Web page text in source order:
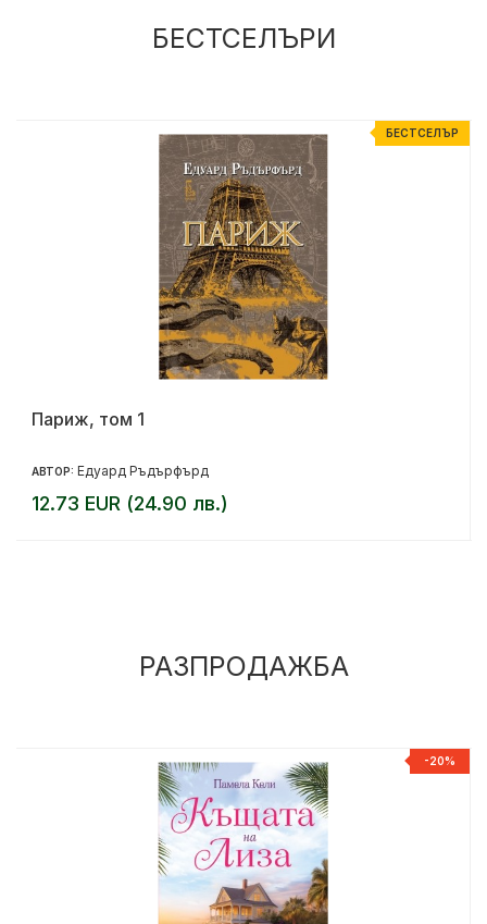
БЕСТСЕЛЪРИ
БЕСТСЕЛЪР
Париж, том 1
АВТОР: Едуард Ръдърфърд
12.73 EUR (24.90 лв.)
РАЗПРОДАЖБА
-20%